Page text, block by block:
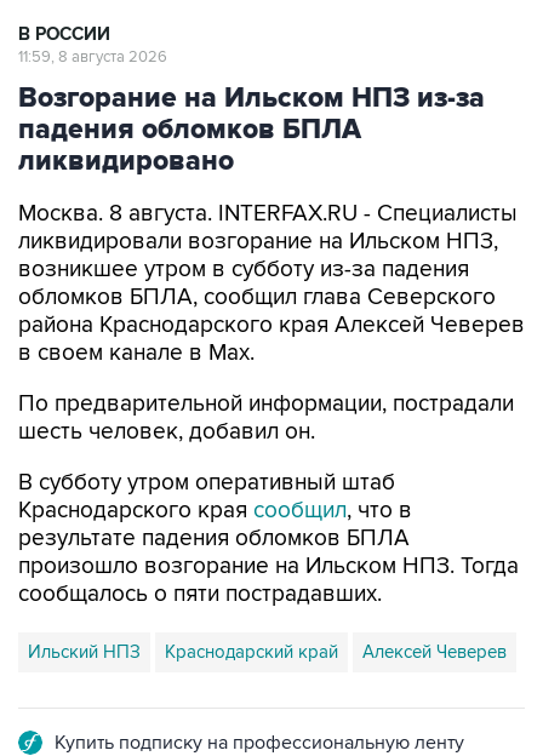
В РОССИИ
11:59, 8 августа 2026
Возгорание на Ильском НПЗ из-за
падения обломков БПЛА
ликвидировано
Москва. 8 августа. INTERFAX.RU - Специалисты
ликвидировали возгорание на Ильском НПЗ,
возникшее утром в субботу из-за падения
обломков БПЛА, сообщил глава Северского
района Краснодарского края Алексей Чеверев
в своем канале в Max.
По предварительной информации, пострадали
шесть человек, добавил он.
В субботу утром оперативный штаб
Краснодарского края сообщил, что в
результате падения обломков БПЛА
произошло возгорание на Ильском НПЗ. Тогда
сообщалось о пяти пострадавших.
Ильский НПЗ Краснодарский край Алексей Чеверев
Купить подписку на профессиональную ленту